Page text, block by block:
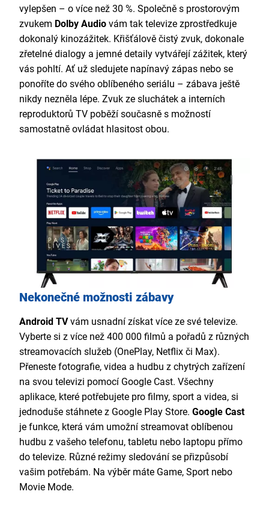
vylepšen – o více než 30 %. Společně s prostorovým
zvukem Dolby Audio vám tak televize zprostředkuje
dokonalý kinozážitek. Křišťálově čistý zvuk, dokonale
zřetelné dialogy a jemné detaily vytvářejí zážitek, který
vás pohltí. Ať už sledujete napínavý zápas nebo se
ponoříte do svého oblíbeného seriálu – zábava ještě
nikdy nezněla lépe. Zvuk ze sluchátek a interních
reproduktorů TV poběží současně s možností
samostatně ovládat hlasitost obou.
Nekonečné možnosti zábavy
Android TVvám usnadní získat více ze své televize.
Vyberte si z více než 400 000 filmů a pořadů z různých
streamovacích služeb (OnePlay, Netflix či Max).
Přeneste fotografie, videa a hudbu z chytrých zařízení
na svou televizi pomocí Google Cast. Všechny
aplikace, které potřebujete pro filmy, sport a videa, si
jednoduše stáhnete z Google Play Store. Google Cast
je funkce, která vám umožní streamovat oblíbenou
hudbu z vašeho telefonu, tabletu nebo laptopu přímo
do televize. Různé režimy sledování se přizpůsobí
vašim potřebám. Na výběr máte Game, Sport nebo
Movie Mode.